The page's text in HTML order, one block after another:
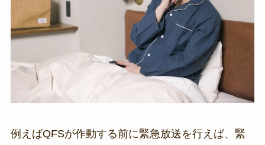
例えばQFSが作動する前に緊急放送を行えば、緊